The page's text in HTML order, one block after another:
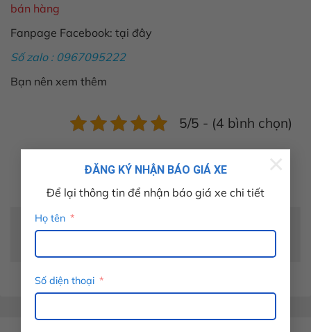
ĐĂNG KÝ NHẬN BÁO GIÁ XE
Để lại thông tin để nhận báo giá xe chi tiết
Họ tên
Số diện thoại
bán hàng
Fanpage Facebook: tại đây
Số zalo : 0967095222
Bạn nên xem thêm
5/5 - (4 bình chọn)
Để lại một bình luận
Bạn phảiđăng nhậpđể gửi bình luận.